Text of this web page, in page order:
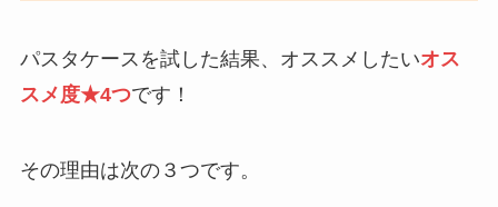
パスタケースを試した結果、オススメしたいオス
スメ度★4つです！
その理由は次の３つです。